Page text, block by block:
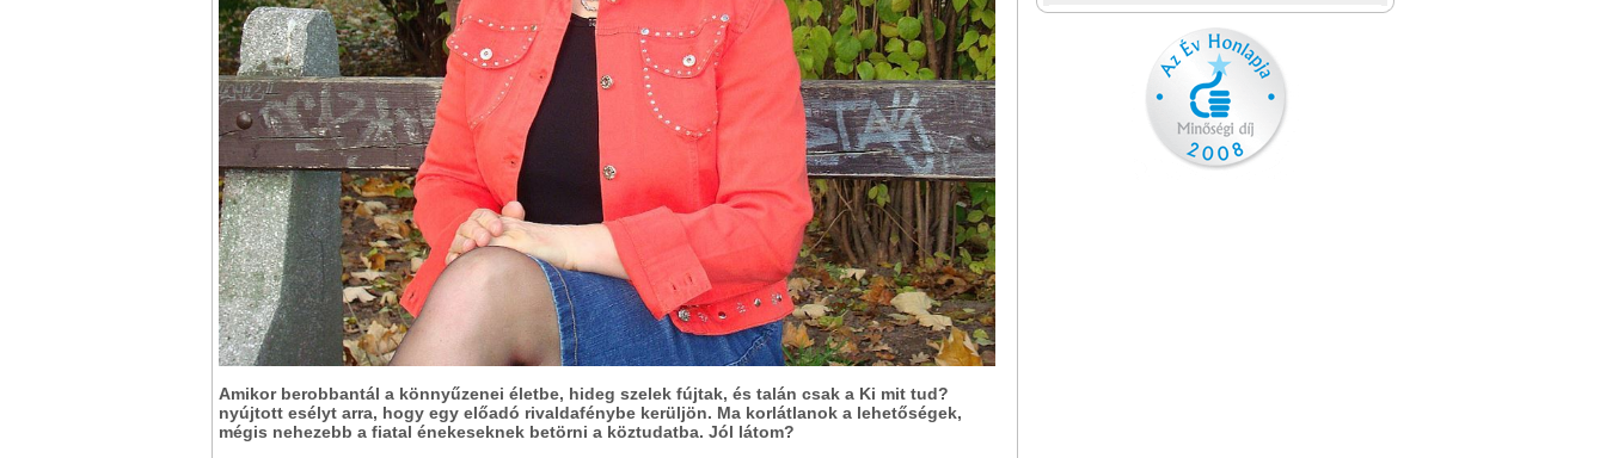
Amikor berobbantál a könnyűzenei életbe, hideg szelek fújtak, és talán csak a Ki mit tud?
nyújtott esélyt arra, hogy egy előadó rivaldafénybe kerüljön. Ma korlátlanok a lehetőségek,
mégis nehezebb a fiatal énekeseknek betörni a köztudatba. Jól látom?